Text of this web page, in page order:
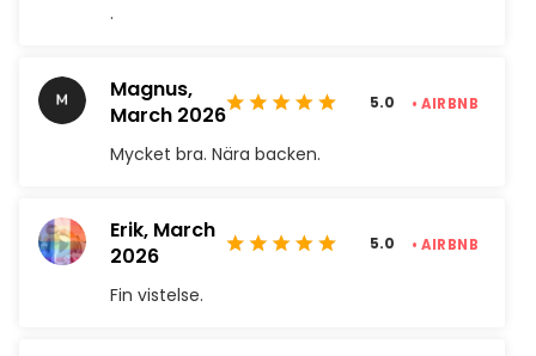
.
Magnus,
March 2026
5.0 • AIRBNB
Mycket bra. Nära backen.
Erik, March
2026
5.0 • AIRBNB
Fin vistelse.